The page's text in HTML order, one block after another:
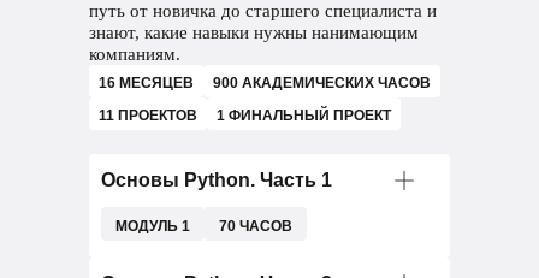
путь от новичка до старшего специалиста и
знают, какие навыки нужны нанимающим
компаниям.
16 МЕСЯЦЕВ
900 АКАДЕМИЧЕСКИХ ЧАСОВ
11 ПРОЕКТОВ
1 ФИНАЛЬНЫЙ ПРОЕКТ
Основы Python. Часть 1
МОДУЛЬ 1 70 ЧАСОВ